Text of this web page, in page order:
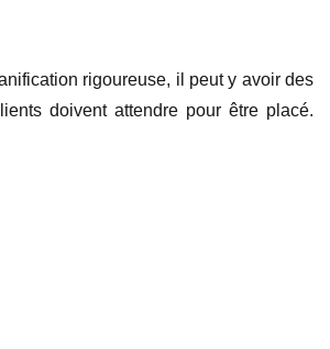
rigoureuse, il peut y avoir des
doivent attendre pour être placé.